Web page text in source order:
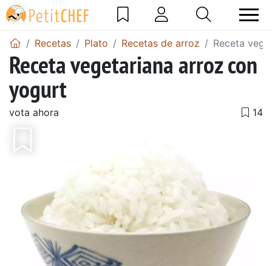
Recetas Plato Recetas de arroz Receta
Receta vegetariana arroz con
yogurt
vota ahora